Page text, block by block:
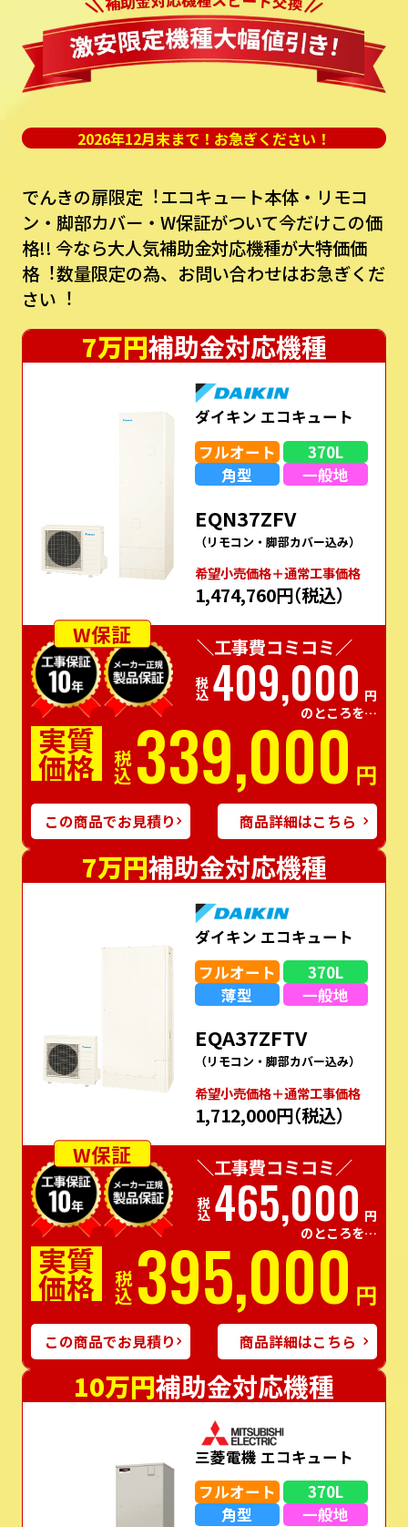
2026年12月末まで！お急ぎください！
でんきの扉限定︕エコキュート本体・リモコ
ン・脚部カバー・W保証がついて今だけこの価
格!! 今なら⼤⼈気補助⾦対応機種が⼤特価価
格︕数量限定の為、お問い合わせはお急ぎくだ
さい︕
7万円補助金対応機種
ダイキン エコキュート
フルオート
370L
角型
一般地
EQN37ZFV
（リモコン・脚部カバー込み）
希望⼩売価格＋通常⼯事価格
1,474,760円（税込）
W保証
＼工事費コミコミ／
税込409,000 円
のところを…
実質
価格 税込339,000 円
この商品でお見積り 商品詳細はこちら
7万円補助金対応機種
ダイキン エコキュート
フルオート
370L
薄型
一般地
EQA37ZFTV
（リモコン・脚部カバー込み）
希望⼩売価格＋通常⼯事価格
1,712,000円（税込）
W保証
＼工事費コミコミ／
税込465,000 円
のところを…
実質
価格 税込395,000 円
この商品でお見積り 商品詳細はこちら
10万円補助金対応機種
三菱電機 エコキュート
フルオート
370L
角型
一般地